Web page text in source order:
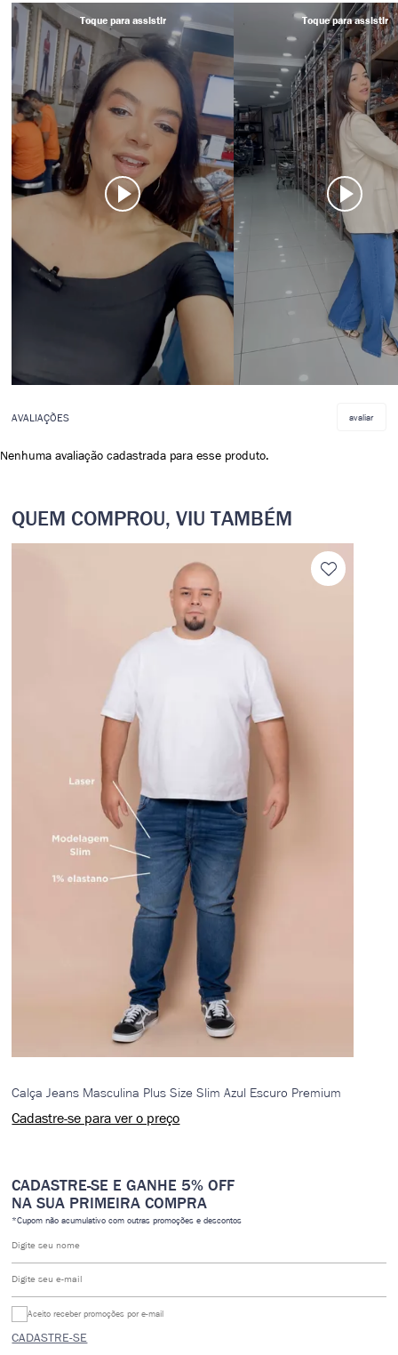
avaliar
Nenhuma avaliação cadastrada para esse produto.
QUEM COMPROU, VIU TAMBÉM
Calça Jeans Masculina Plus Size Slim Azul Escuro Premium
Cadastre-se para ver o preço
CADASTRE-SE E GANHE 5% OFF
NA SUA PRIMEIRA COMPRA
*Cupom não acumulativo com outras promoções e descontos
Digite seu nome
Digite seu e-mail
CADASTRE-SE
Aceito receber promoções por e-mail